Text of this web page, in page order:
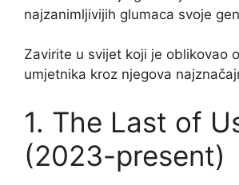
najzanimljivijih glumaca svoje
Zavirite u svijet koji je oblikovao
umjetnika kroz njegova
1. The Last of
(2023-present)